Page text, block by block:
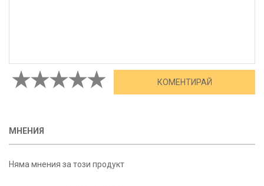
МНЕНИЯ
Няма мнения за този продукт